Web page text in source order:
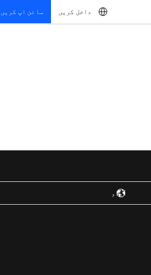
داخل کریں سائن اپ کریں
اُردُو‎